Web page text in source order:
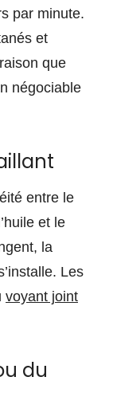
par minute.
et
que
négociable
entre le
et le
la
Les
voyant joint
du